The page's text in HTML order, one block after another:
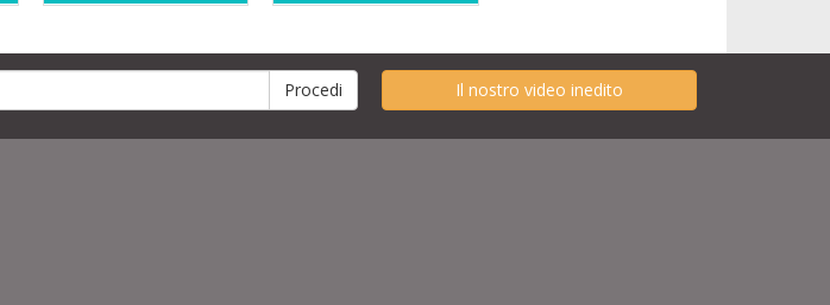
Il nostro video inedito